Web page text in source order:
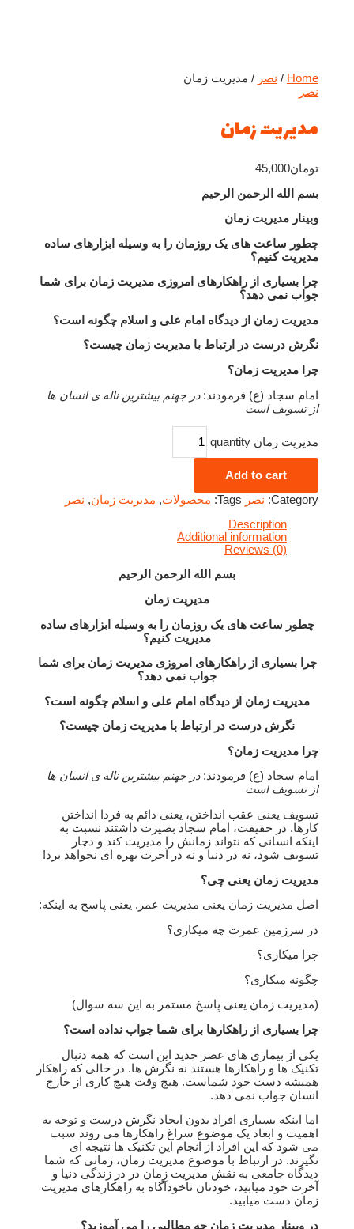
Home
/ نصر / مدیریت زمان
نصر
مدیریت زمان
تومان45,000
بسم الله الرحمن الرحیم
وبینار مدیریت زمان
چطور ساعت های یک روزمان را به وسیله ابزارهای ساده
مدیریت کنیم؟
چرا بسیاری از راهکارهای امروزی مدیریت زمان برای شما
جواب نمی دهد؟
مدیریت زمان از دیدگاه امام علی و اسلام چگونه است؟
نگرش درست در ارتباط با مدیریت زمان چیست؟
چرا مدیریت زمان؟
امام سجاد (ع) فرمودند:در جهنم بیشترین ناله ی انسان ها
از تسویف است
مدیریت زمان quantity
Add to cart
Category: نصر Tags: محصولات, مدیریت زمان, نصر
Description
Additional information
Reviews (0)
بسم الله الرحمن الرحیم
مدیریت زمان
چطور ساعت های یک روزمان را به وسیله ابزارهای ساده
مدیریت کنیم؟
چرا بسیاری از راهکارهای امروزی مدیریت زمان برای شما
جواب نمی دهد؟
مدیریت زمان از دیدگاه امام علی و اسلام چگونه است؟
نگرش درست در ارتباط با مدیریت زمان چیست؟
چرا مدیریت زمان؟
امام سجاد (ع) فرمودند:در جهنم بیشترین ناله ی انسان ها
از تسویف است
تسویف یعنی عقب انداختن، یعنی دائم به فردا انداختن
کارها. در حقیقت، امام سجاد بصیرت داشتند نسبت به
اینکه انسانی که نتواند زمانش را مدیریت کند و دچار
تسویف شود، نه در دنیا و نه در آخرت بهره ای نخواهد برد!
مدیریت زمان یعنی چی؟
اصل مدیریت زمان یعنی مدیریت عمر. یعنی پاسخ به اینکه:
در سرزمین عمرت چه میکاری؟
چرا میکاری؟
چگونه میکاری؟
(مدیریت زمان یعنی پاسخ مستمر به این سه سوال)
چرا بسیاری از راهکارها برای شما جواب نداده است؟
یکی از بیماری های عصر جدید این است که همه دنبال
تکنیک ها و راهکارها هستند نه نگرش ها. در حالی که راهکار
همیشه دست خود شماست. هیچ وقت هیچ کاری از خارج
انسان جواب نمی دهد.
اما اینکه بسیاری افراد بدون ایجاد نگرش درست و توجه به
اهمیت و ابعاد یک موضوع سراغ راهکارها می روند سبب
می شود که این افراد از انجام این تکنیک ها نتیجه ای
نگیرند. در ارتباط با موضوع مدیریت زمان، زمانی که شما
دیدگاه جامعی به نقش مدیریت زمان در در زندگی دنیا و
آخرت خود میابید، خودتان ناخودآگاه به راهکارهای مدیریت
زمان دست میابید.
در وبینار مدیریت زمان چه مطالبی را می آموزید؟